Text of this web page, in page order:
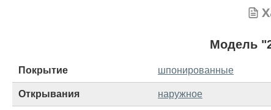
Модель
Покрытие шпонированные
Открывания наружное